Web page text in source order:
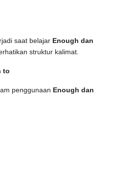
saat belajar Enough dan
struktur kalimat.
to
penggunaan Enough dan